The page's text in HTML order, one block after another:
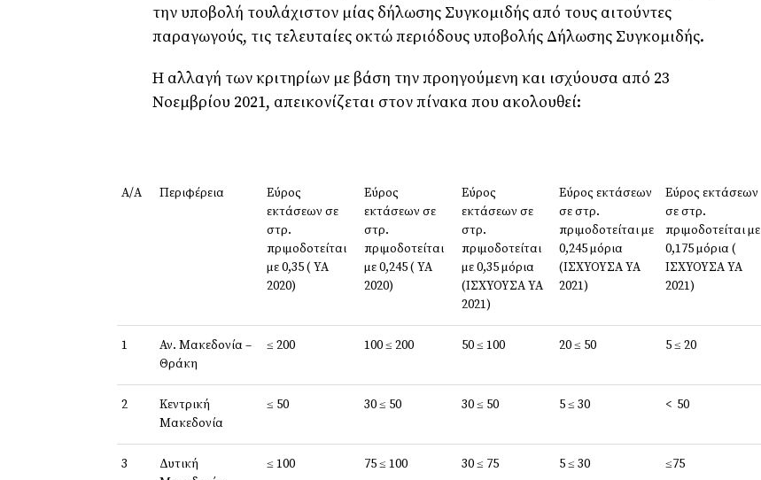
την υποβολή τουλάχιστον μίας δήλωσης Συγκομιδής από τους αιτούντες
παραγωγούς, τις τελευταίες οκτώ περιόδους υποβολής Δήλωσης Συγκομιδής.
Η αλλαγή των κριτηρίων με βάση την προηγούμενη και ισχύουσα από 23
Νοεμβρίου 2021, απεικονίζεται στον πίνακα που ακολουθεί:
Α/Α Περιφέρεια
Εύρος
εκτάσεων σε
στρ.
πριμοδοτείται
με 0,35 ( ΥΑ
2020)
Εύρος
εκτάσεων σε
στρ.
πριμοδοτείται
με 0,245 ( ΥΑ
2020)
Εύρος
εκτάσεων σε
στρ.
πριμοδοτείται
με 0,35 μόρια
(ΙΣΧΥΟΥΣΑ ΥΑ
2021)
Εύρος εκτάσεων
σε στρ.
πριμοδοτείται με
0,245 μόρια
(ΙΣΧΥΟΥΣΑ ΥΑ
2021)
Εύρος εκτάσεων
σε στρ.
πριμοδοτείται με
0,175 μόρια (
ΙΣΧΥΟΥΣΑ ΥΑ
2021)
1
Αν. Μακεδονία –
Θράκη
≤ 200 100 ≤ 200 50 ≤ 100 20 ≤ 50 5 ≤ 20
2
Κεντρική
Μακεδονία
≤ 50 30 ≤ 50 30 ≤ 50 5 ≤ 30 < 50
3
Δυτική
≤ 100 75 ≤ 100 30 ≤ 75 5 ≤ 30 ≤75